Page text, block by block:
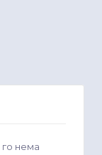
нема